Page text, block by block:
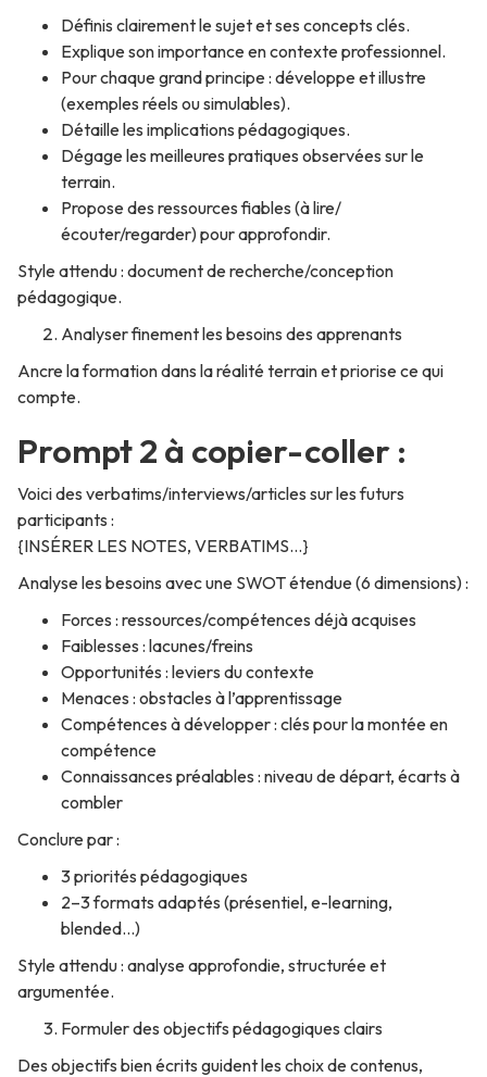
Définis clairement le sujet et ses concepts clés.
Explique son importance en contexte professionnel.
Pour chaque grand principe : développe et illustre
(exemples réels ou simulables).
Détaille les implications pédagogiques.
Dégage les meilleures pratiques observées sur le
terrain.
Propose des ressources fiables (à lire/
écouter/regarder) pour approfondir.
Style attendu : document de recherche/conception
pédagogique.
Analyser finement les besoins des apprenants
Ancre la formation dans la réalité terrain et priorise ce qui
compte.
Prompt 2 à copier-coller :
Voici des verbatims/interviews/articles sur les futurs
participants :
{INSÉRER LES NOTES, VERBATIMS…}
Analyse les besoins avec une SWOT étendue (6 dimensions) :
Forces : ressources/compétences déjà acquises
Faiblesses : lacunes/freins
Opportunités : leviers du contexte
Menaces : obstacles à l’apprentissage
Compétences à développer : clés pour la montée en
compétence
Connaissances préalables : niveau de départ, écarts à
combler
Conclure par :
3 priorités pédagogiques
2–3 formats adaptés (présentiel, e-learning,
blended…)
Style attendu : analyse approfondie, structurée et
argumentée.
Formuler des objectifs pédagogiques clairs
Des objectifs bien écrits guident les choix de contenus,